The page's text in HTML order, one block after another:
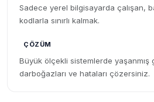
Sadece yerel bilgisayarda çalışan,
kodlarla sınırlı kalmak.
ÇÖZÜM
Büyük ölçekli sistemlerde yaşanmış
darboğazları ve hataları çözersiniz.